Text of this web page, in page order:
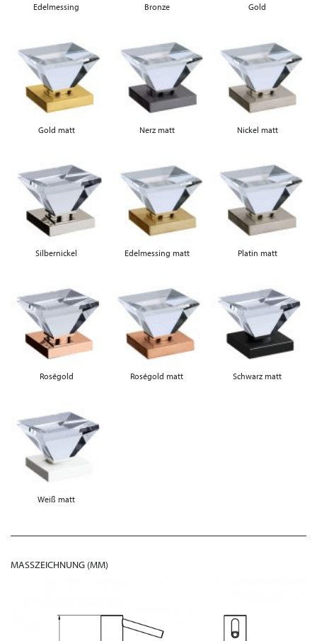
Edelmessing Bronze Gold
Gold matt Nerz matt Nickel matt
Silbernickel Edelmessing matt Platin matt
Roségold Roségold matt Schwarz matt
Weiß matt
MASSZEICHNUNG (MM)